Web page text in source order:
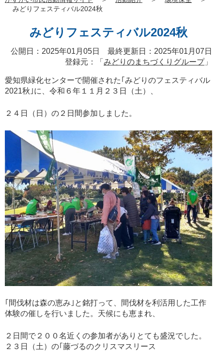
みどりフェスティバル2024秋
みどりフェスティバル2024秋
公開日：2025年01月05日 最終更新日：2025年01月07日
登録元：「 みどりのまちづくりグループ」
愛知県緑化センターで開催された｢みどりのフェスティバル
2021秋｣に、令和６年１１月２３日（土）、
２４日（日）の２日間参加しました。
｢間伐材は森の恵み｣と銘打って、間伐材を利活用した工作
体験の催しを行いました。天候にも恵まれ、
２日間で２００名近くの参加者がありとても盛況でした。
２３日（土）の｢藤づるのクリスマスリース